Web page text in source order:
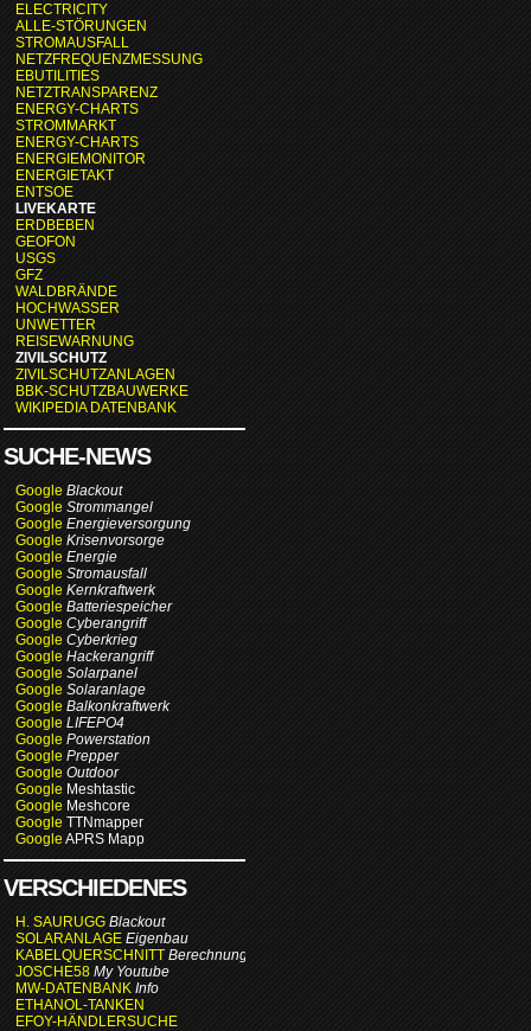
ELECTRICITY
ALLE-STÖRUNGEN
STROMAUSFALL
NETZFREQUENZMESSUNG
EBUTILITIES
NETZTRANSPARENZ
ENERGY-CHARTS
STROMMARKT
ENERGY-CHARTS
ENERGIEMONITOR
ENERGIETAKT
ENTSOE
LIVEKARTE
ERDBEBEN
GEOFON
USGS
GFZ
WALDBRÄNDE
HOCHWASSER
UNWETTER
REISEWARNUNG
ZIVILSCHUTZ
ZIVILSCHUTZANLAGEN
BBK-SCHUTZBAUWERKE
WIKIPEDIA DATENBANK
SUCHE-NEWS
Google Blackout
Google Strommangel
Google Energieversorgung
Google Krisenvorsorge
Google Energie
Google Stromausfall
Google Kernkraftwerk
Google Batteriespeicher
Google Cyberangriff
Google Cyberkrieg
Google Hackerangriff
Google Solarpanel
Google Solaranlage
Google Balkonkraftwerk
Google LIFEPO4
Google Powerstation
Google Prepper
Google Outdoor
Google Meshtastic
Google Meshcore
Google TTNmapper
Google APRS Mapp
VERSCHIEDENES
H. SAURUGG Blackout
SOLARANLAGE Eigenbau
KABELQUERSCHNITT Berechnung
JOSCHE58 My Youtube
MW-DATENBANK Info
ETHANOL-TANKEN
EFOY-HÄNDLERSUCHE